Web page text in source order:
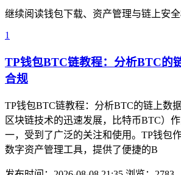
继续阅读钱包下载、资产管理与链上安全
1
TP钱包BTC链教程：分析BTC的
合规
TP钱包BTC链教程：分析BTC的链上数
区块链技术的迅速发展，比特币BTC）
一，受到了广泛的关注和使用。TP钱包
数字资产管理工具，提供了便捷的B